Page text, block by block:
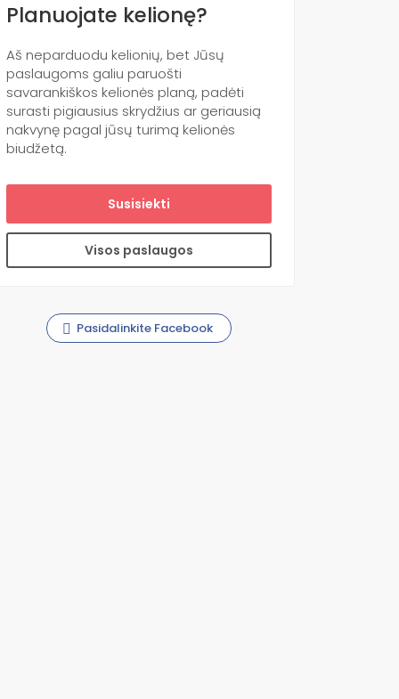
Planuojate kelionę?
Aš neparduodu kelionių, bet Jūsų
paslaugoms galiu paruošti
savarankiškos kelionės planą, padėti
surasti pigiausius skrydžius ar geriausią
nakvynę pagal jūsų turimą kelionės
biudžetą.
Susisiekti
Visos paslaugos
Pasidalinkite Facebook